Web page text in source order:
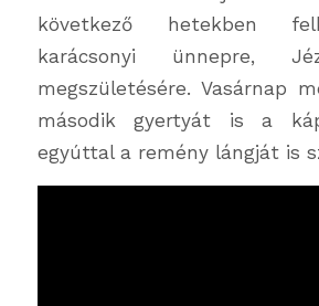
következő hetekben
karácsonyi ünnepre,
megszületésére. Vasárnap
második gyertyát is a
egyúttal a remény lángját is